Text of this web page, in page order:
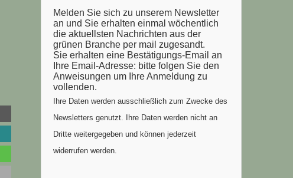
Melden Sie sich zu unserem Newsletter
an und Sie erhalten einmal wöchentlich
die aktuellsten Nachrichten aus der
grünen Branche per mail zugesandt.
Sie erhalten eine Bestätigungs-Email an
Ihre Email-Adresse: bitte folgen Sie den
Anweisungen um Ihre Anmeldung zu
vollenden.
Ihre Daten werden ausschließlich zum Zwecke des
Newsletters genutzt. Ihre Daten werden nicht an
Dritte weitergegeben und können jederzeit
widerrufen werden.